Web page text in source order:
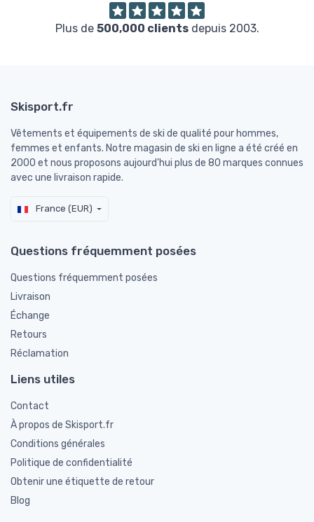
Plus de 500,000 clientsdepuis 2003.
Skisport.fr
Vêtements et équipements de ski de qualité pour hommes,
femmes et enfants. Notre magasin de ski en ligne a été créé en
2000 et nous proposons aujourd'hui plus de 80 marques connues
avec une livraison rapide.
France (EUR)
Questions fréquemment posées
Questions fréquemment posées
Livraison
Échange
Retours
Réclamation
Liens utiles
Contact
À propos de Skisport.fr
Conditions générales
Politique de confidentialité
Obtenir une étiquette de retour
Blog